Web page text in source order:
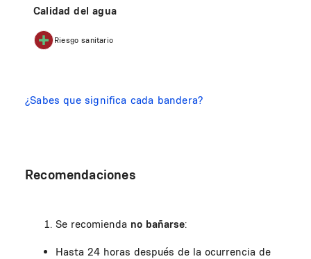
Calidad del agua
Riesgo sanitario
¿Sabes que significa cada bandera?
Recomendaciones
Se recomienda no bañarse:
Hasta 24 horas después de la ocurrencia de